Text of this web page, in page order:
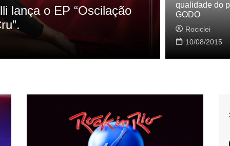
referencias do clipe de
Cynthia
Baleiro
Rociclei
qualidade do
GODO
Rociclei
10/08/2015